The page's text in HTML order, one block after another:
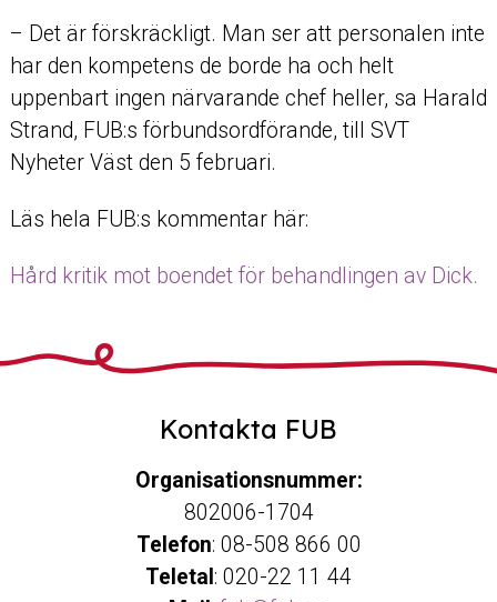
– Det är förskräckligt. Man ser att personalen inte
har den kompetens de borde ha och helt
uppenbart ingen närvarande chef heller, sa Harald
Strand, FUB:s förbundsordförande, till SVT
Nyheter Väst den 5 februari.
Läs hela FUB:s kommentar här:
Hård kritik mot boendet för behandlingen av Dick.
Kontakta FUB
Organisationsnummer:
802006-1704
Telefon: 08-508 866 00
Teletal : 020-22 11 44